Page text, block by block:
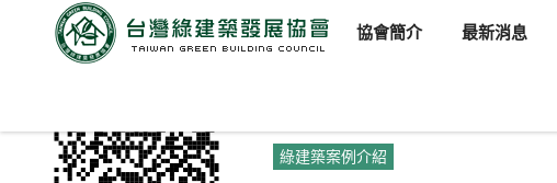
協會簡介 最新消息
綠建築案例介紹